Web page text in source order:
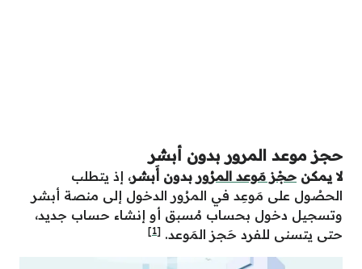
حجز موعد المرور بدون أبشر
لا يمكن حجْز مَوعد المرُور بدون أَبشر، إذ يتطلب
الحصُول على مَوعِد في المرُور الدخول إلى منصة أبشر
وتسجيل دخول بحساب مُسبق أو إنشاء حساب جديد،
حتى يتسنى للفرد حَجز المَوعد. [1]